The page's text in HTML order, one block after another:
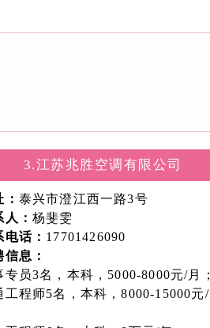
3.江苏兆胜空调有限公司
泰兴市澄江西一路3号
： 杨斐雯
电话： 17701426090
信息：
专员3名，本科，5000-8000元/月；
工程师5名，本科，8000-15000元/